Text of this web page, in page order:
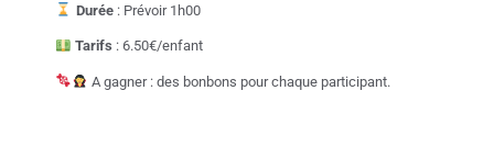
Durée : Prévoir 1h00
Tarifs : 6.50€/enfant
A gagner : des bonbons pour chaque participant.